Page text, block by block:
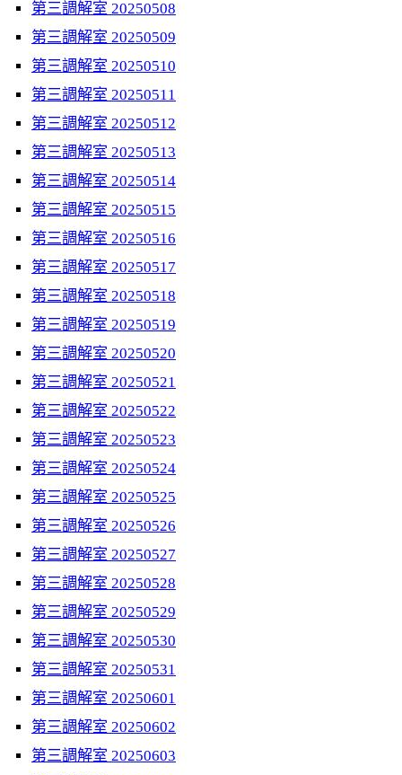
第三調解室 20250508
第三調解室 20250509
第三調解室 20250510
第三調解室 20250511
第三調解室 20250512
第三調解室 20250513
第三調解室 20250514
第三調解室 20250515
第三調解室 20250516
第三調解室 20250517
第三調解室 20250518
第三調解室 20250519
第三調解室 20250520
第三調解室 20250521
第三調解室 20250522
第三調解室 20250523
第三調解室 20250524
第三調解室 20250525
第三調解室 20250526
第三調解室 20250527
第三調解室 20250528
第三調解室 20250529
第三調解室 20250530
第三調解室 20250531
第三調解室 20250601
第三調解室 20250602
第三調解室 20250603